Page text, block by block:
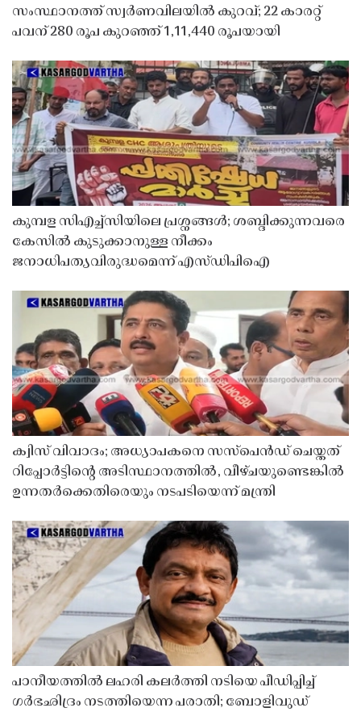
സംസ്ഥാനത്ത് സ്വർണവിലയിൽ കുറവ്; 22 കാരറ്റ്
പവന് 280 രൂപ കുറഞ്ഞ് 1,11,440 രൂപയായി
കുമ്പള സിഎച്ച്സിയിലെ പ്രശ്നങ്ങൾ; ശബ്ദിക്കുന്നവരെ
കേസിൽ കുടുക്കാനുള്ള നീക്കം
ജനാധിപത്യവിരുദ്ധമെന്ന് എസ്ഡിപിഐ
ക്വിസ് വിവാദം; അധ്യാപകനെ സസ്‌പെൻഡ് ചെയ്തത്
റിപ്പോർട്ടിൻ്റെ അടിസ്ഥാനത്തിൽ, വീഴ്ചയുണ്ടെങ്കിൽ
ഉന്നതർക്കെതിരെയും നടപടിയെന്ന് മന്ത്രി
പാനീയത്തിൽ ലഹരി കലർത്തി നടിയെ പീഡിപ്പിച്ച്
ഗർഭഛിദ്രം നടത്തിയെന്ന പരാതി; ബോളിവുഡ്